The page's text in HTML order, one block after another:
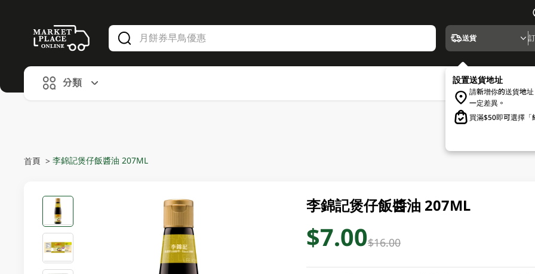
alid Until 30 June 2026
送貨
設置送貨地址
請新增你的送貨地
一定差異。
買滿$50即可選擇「
分類
首頁 > 李錦記煲仔飯醬油 207ML
李錦記煲仔飯醬油 207ML
$7.00$16.00